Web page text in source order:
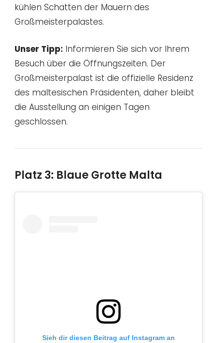
kühlen Schatten der Mauern des
Großmeisterpalastes.
Unser Tipp: Informieren Sie sich vor Ihrem
Besuch über die Öffnungszeiten. Der
Großmeisterpalast ist die offizielle Residenz
des maltesischen Präsidenten, daher bleibt
die Ausstellung an einigen Tagen
geschlossen.
Platz 3: Blaue Grotte Malta
Sieh dir diesen Beitrag auf Instagram an